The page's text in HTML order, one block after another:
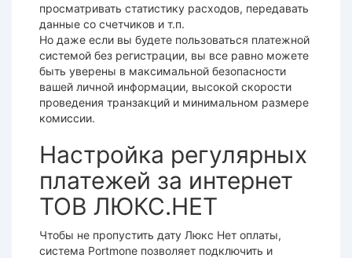
просматривать статистику расходов, передавать
данные со счетчиков и т.п.
Но даже если вы будете пользоваться платежной
системой без регистрации, вы все равно можете
быть уверены в максимальной безопасности
вашей личной информации, высокой скорости
проведения транзакций и минимальном размере
комиссии.
Настройка регулярных
платежей за интернет
ТОВ ЛЮКС.НЕТ
Чтобы не пропустить дату Люкс Нет оплаты,
система Portmone позволяет подключить и